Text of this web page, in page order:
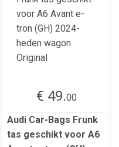
€ 49.00
Audi Car-Bags Frunk
tas geschikt voor A6